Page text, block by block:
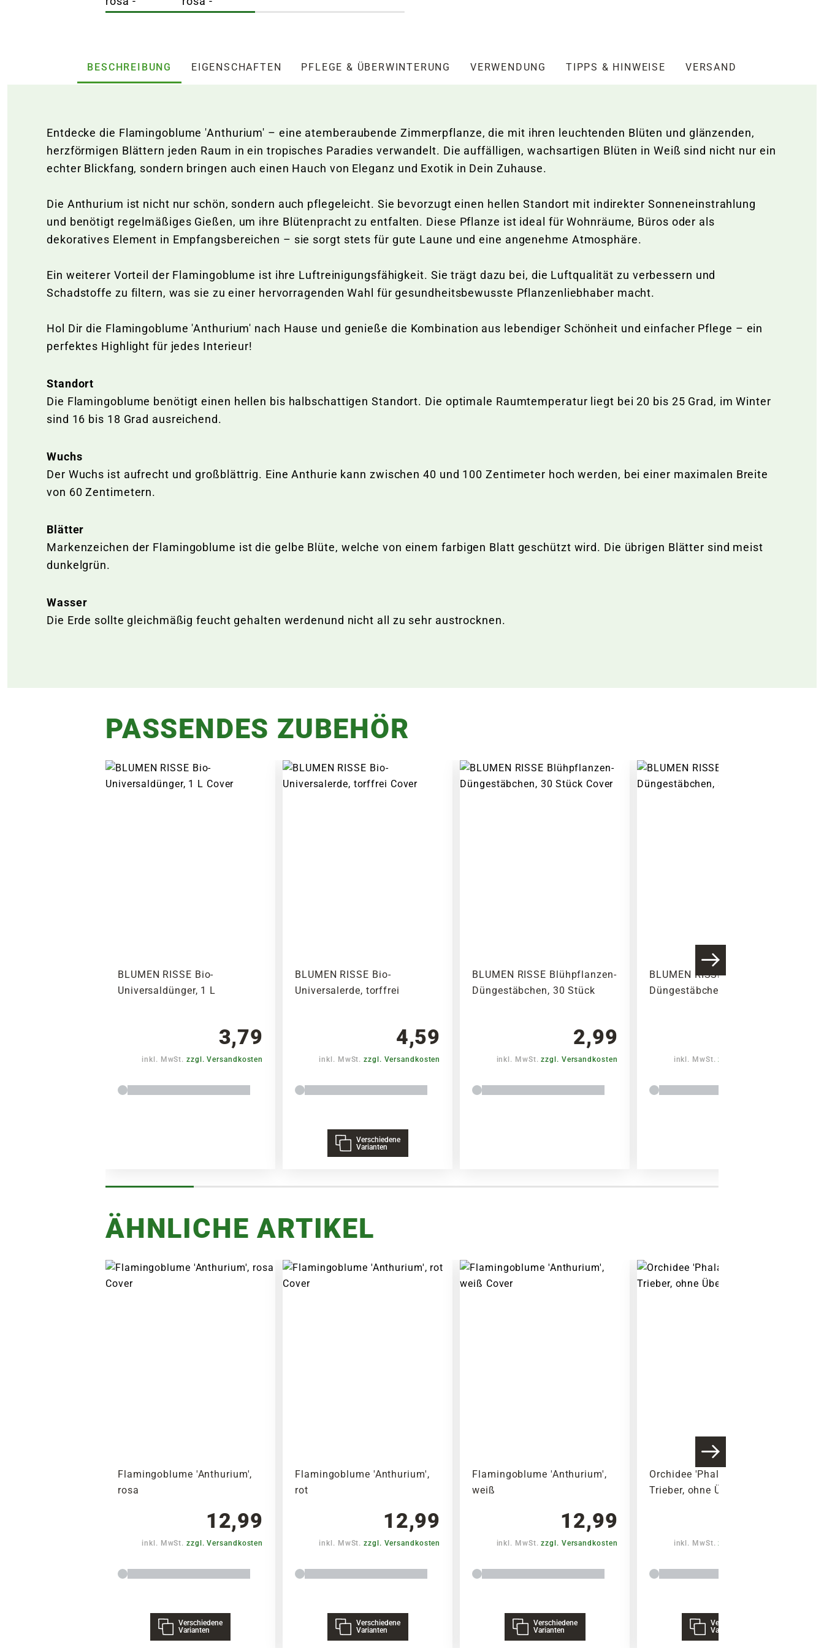
BESCHREIBUNG EIGENSCHAFTEN PFLEGE & ÜBERWINTERUNG VERWENDUNG TIPPS & HINWEISE VERSAND
Entdecke die Flamingoblume 'Anthurium' – eine atemberaubende Zimmerpflanze, die mit ihren leuchtenden Blüten und glänzenden,
herzförmigen Blättern jeden Raum in ein tropisches Paradies verwandelt. Die auffälligen, wachsartigen Blüten in Weiß sind nicht nur ein
echter Blickfang, sondern bringen auch einen Hauch von Eleganz und Exotik in Dein Zuhause.
Die Anthurium ist nicht nur schön, sondern auch pflegeleicht. Sie bevorzugt einen hellen Standort mit indirekter Sonneneinstrahlung
und benötigt regelmäßiges Gießen, um ihre Blütenpracht zu entfalten. Diese Pflanze ist ideal für Wohnräume, Büros oder als
dekoratives Element in Empfangsbereichen – sie sorgt stets für gute Laune und eine angenehme Atmosphäre.
Ein weiterer Vorteil der Flamingoblume ist ihre Luftreinigungsfähigkeit. Sie trägt dazu bei, die Luftqualität zu verbessern und
Schadstoffe zu filtern, was sie zu einer hervorragenden Wahl für gesundheitsbewusste Pflanzenliebhaber macht.
Hol Dir die Flamingoblume 'Anthurium' nach Hause und genieße die Kombination aus lebendiger Schönheit und einfacher Pflege – ein
perfektes Highlight für jedes Interieur!
Standort
Die Flamingoblume benötigt einen hellen bis halbschattigen Standort. Die optimale Raumtemperatur liegt bei 20 bis 25 Grad, im Winter
sind 16 bis 18 Grad ausreichend.
Wuchs
Der Wuchs ist aufrecht und großblättrig. Eine Anthurie kann zwischen 40 und 100 Zentimeter hoch werden, bei einer maximalen Breite
von 60 Zentimetern.
Blätter
Markenzeichen der Flamingoblume ist die gelbe Blüte, welche von einem farbigen Blatt geschützt wird. Die übrigen Blätter sind meist
dunkelgrün.
Wasser
Die Erde sollte gleichmäßig feucht gehalten werdenund nicht all zu sehr austrocknen.
PASSENDES ZUBEHÖR
BLUMEN RISSE Bio-
Universaldünger, 1 L
3,79
inkl. MwSt.zzgl. Versandkosten
BLUMEN RISSE Bio-
Universalerde, torffrei
4,59
inkl. MwSt.zzgl. Versandkosten
Verschiedene
Varianten
BLUMEN RISSE Blühpflanzen-
Düngestäbchen, 30 Stück
2,99
inkl. MwSt.zzgl. Versandkosten
BLUMEN RISSE Universal-
Düngestäbchen, 30 Stück
inkl. MwSt.zzgl. Versandkosten
ÄHNLICHE ARTIKEL
Flamingoblume 'Anthurium',
rosa
12,99
inkl. MwSt.zzgl. Versandkosten
Verschiedene
Varianten
Flamingoblume 'Anthurium',
rot
12,99
inkl. MwSt.zzgl. Versandkosten
Verschiedene
Varianten
Flamingoblume 'Anthurium',
weiß
12,99
inkl. MwSt.zzgl. Versandkosten
Verschiedene
Varianten
Orchidee 'Phalaenopsis', 2-
Trieber, ohne Übertopf
inkl. MwSt.zzgl. Versandkosten
Verschiedene
Varianten